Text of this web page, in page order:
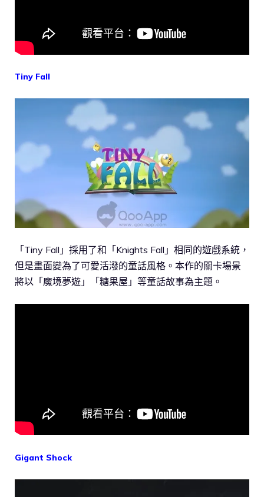
Tiny Fall
「Tiny Fall」採用了和「Knights Fall」相同的遊戲系統，
但是畫面變為了可愛活潑的童話風格。本作的關卡場景
將以「魔境夢遊」「糖果屋」等童話故事為主題。
Gigant Shock